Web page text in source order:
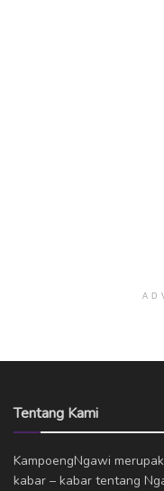
Tentang Kami
KampoengNgawi
kabar – kabar tentang